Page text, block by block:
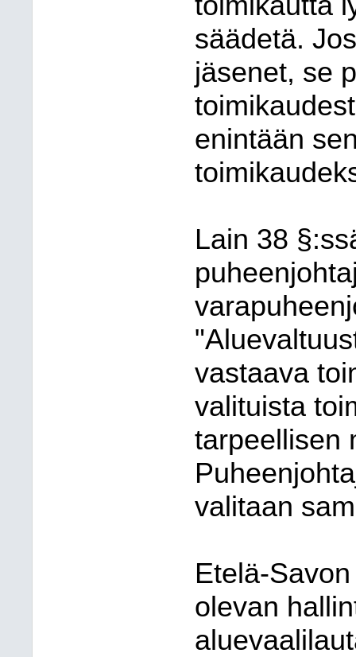
säädetä.
jäsenet, se
enintään
Lain 38
vastaava
valituista
tarpeellisen
valitaan
Etelä-
olevan